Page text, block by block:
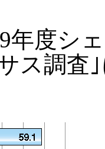
度シ
ス調査